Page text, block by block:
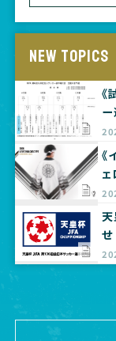
NEW TOPICS
《
《
せ